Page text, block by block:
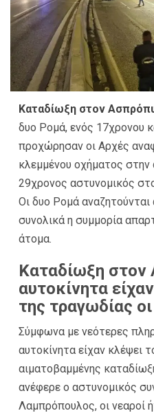
Καταδίωξη στον
δυο Ρομά, ενός 17χρονου
προχώρησαν οι Αρχές
κλεμμένου οχήματος
29χρονος αστυνομικός
Οι δυο Ρομά
συνολικά η συμμορία
άτομα.
Καταδίωξη στον
αυτοκίνητα
της τραγωδίας
Σύμφωνα με νεότερες
αυτοκίνητα είχαν κλέψει
αιματοβαμμένης
ανέφερε ο αστυνομικός
Λαμπρόπουλος, οι νεαροί